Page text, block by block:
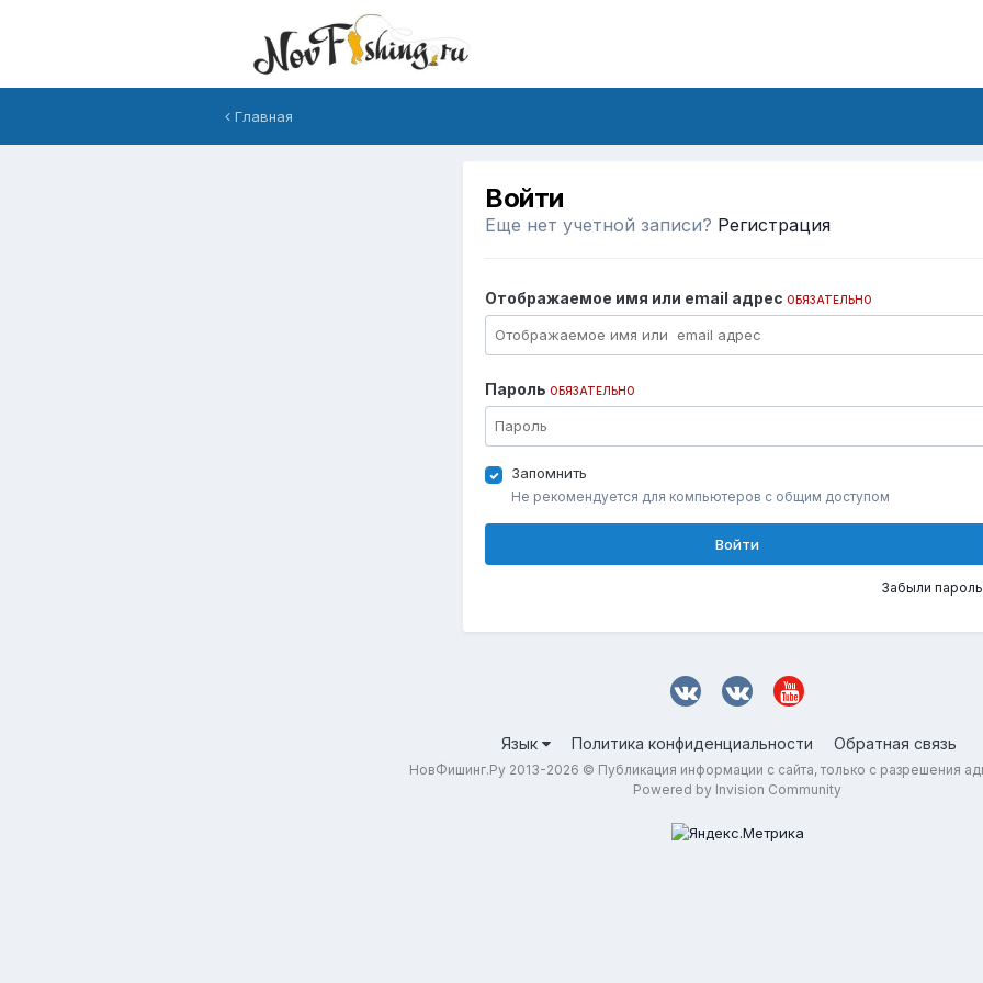
Главная
Войти
Еще нет учетной записи? Регистрация
Отображаемое имя или email адрес ОБЯЗАТЕЛЬНО
Пароль ОБЯЗАТЕЛЬНО
Запомнить
Не рекомендуется для компьютеров с общим доступом
Войти
Забыли
Язык Политика конфиденциальности Обратная связь
НовФишинг.Ру 2013-2026 © Публикация информации с сайта, только с разрешения
Powered by Invision Community